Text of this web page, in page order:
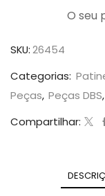
O seu
SKU:26454
Categorias:
Peças, Peças DBS,
Compartilhar: